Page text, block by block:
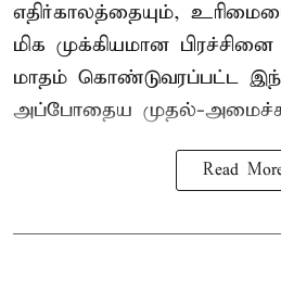
எதிர்காலத்தையும்,
மிக முக்கியமான
மாதம் கொண்டுவரப்பட்ட
அப்போதைய முதல்-
Read